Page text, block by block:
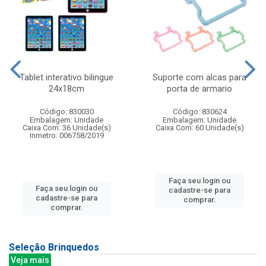
Tablet interativo bilingue
24x18cm
Código: 830030
Embalagem: Unidade
Caixa Com: 36 Unidade(s)
Inmetro: 006758/2019
Faça seu login ou
cadastre-se para
comprar.
Suporte com alcas para
porta de armario
Código: 830624
Embalagem: Unidade
Caixa Com: 60 Unidade(s)
Faça seu login ou
cadastre-se para
comprar.
Seleção Brinquedos
Veja mais